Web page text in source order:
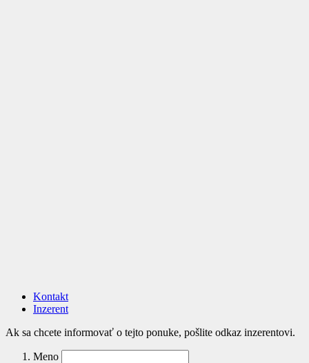
Kontakt
Inzerent
Ak sa chcete informovať o tejto ponuke, pošlite odkaz inzerentovi.
Meno